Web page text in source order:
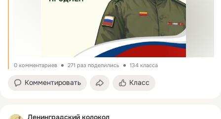
0 комментариев 271 раз поделились 134 класса
Комментировать Класс